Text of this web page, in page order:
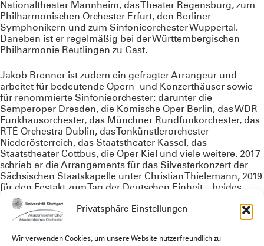
Privatsphäre-Einstellungen
Wir verwenden Cookies, um unsere Website nutzerfreundlich zu
Nationaltheater Mannheim, das Theater Regensburg, zum
Philharmonischen Orchester Erfurt, den Berliner
Symphonikern und zum Sinfonieorchester Wuppertal.
Daneben ist er regelmäßig bei der Württembergischen
Philharmonie Reutlingen zu Gast.
Jakob Brenner ist zudem ein gefragter Arrangeur und
arbeitet für bedeutende Opern- und Konzerthäuser sowie
für renommierte Sinfonieorchester: darunter die
Semperoper Dresden, die Komische Oper Berlin, das WDR
Funkhausorchester, das Münchner Rundfunkorchester, das
RTÈ Orchestra Dublin, das Tonkünstlerorchester
Niederösterreich, das Staatstheater Kassel, das
Staatstheater Cottbus, die Oper Kiel und viele weitere. 2017
schrieb er die Arrangements für das Silvesterkonzert der
Sächsischen Staatskapelle unter Christian Thielemann, 2019
für den Festakt zum Tag der Deutschen Einheit – beides
übertragen vom ZDF, 2022 für ein Konzertprogramm von
Axel Prahl.
Regelmäßig arbeitet er mit dem Deutschlandfunk Kultur